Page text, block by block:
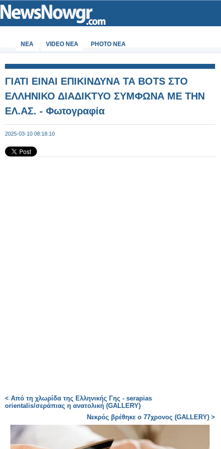
ΝΕΑ VIDEO NEA PHOTO NEA
ΓΙΑΤΙ ΕΙΝΑΙ ΕΠΙΚΙΝΔΥΝΑ ΤΑ BOTS ΣΤΟ
ΕΛΛΗΝΙΚΟ ΔΙΑΔΙΚΤΥΟ ΣΥΜΦΩΝΑ ΜΕ ΤΗΝ
ΕΛ.ΑΣ. - Φωτογραφία
2025-03-10 08:18:10
< Από τη χλωρίδα της Ελληνικής Γης - serapias
orientalis/σεράπιας η ανατολική (GALLERY)
Νεκρός βρέθηκε ο 77χρονος (GALLERY) >